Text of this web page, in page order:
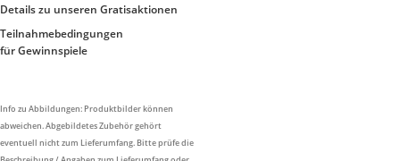
Details zu unseren Gratisaktionen
Teilnahmebedingungen
für Gewinnspiele
Info zu Abbildungen: Produktbilder können
abweichen. Abgebildetes Zubehör gehört
eventuell nicht zum Lieferumfang. Bitte prüfe die